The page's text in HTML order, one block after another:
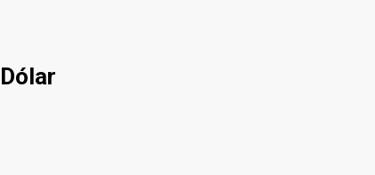
Dólar